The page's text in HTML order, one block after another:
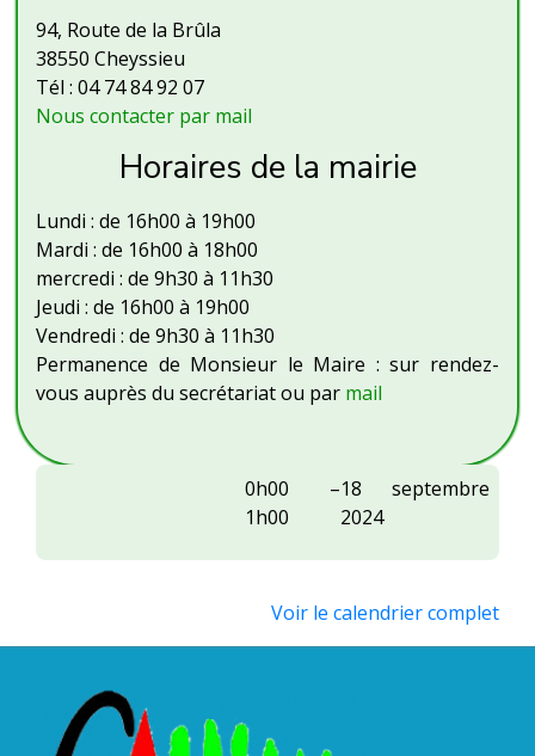
94, Route de la Brûla
38550 Cheyssieu
Tél : 04 74 84 92 07
Nous contacter par mail
Horaires de la mairie
Lundi : de 16h00 à 19h00
Mardi : de 16h00 à 18h00
mercredi : de 9h30 à 11h30
Jeudi : de 16h00 à 19h00
Vendredi : de 9h30 à 11h30
Permanence de Monsieur le Maire : sur rendez-
vous auprès du secrétariat ou par mail
Sou
:
0h00
–
1h00
18 septembre
2024
Voir le calendrier complet